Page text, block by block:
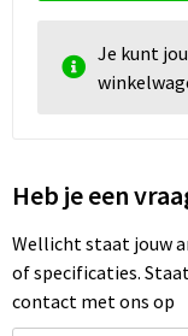
Je kunt
Heb je een
Wellicht staat jouw
of specificaties.
contact met ons op